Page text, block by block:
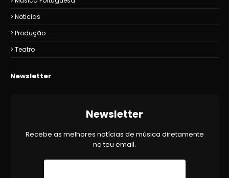
Noticias
Produção
Teatro
Newsletter
Newsletter
Recebe as melhores notícias de música diretamente
no teu email.